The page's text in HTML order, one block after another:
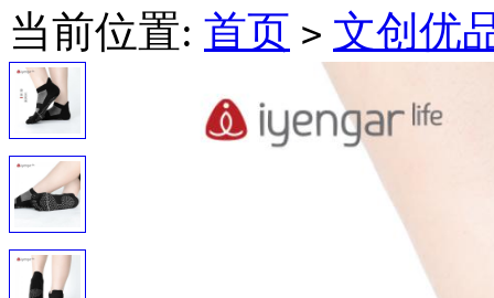
当前位置: 首页 > 文创优